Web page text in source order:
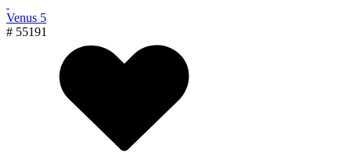
Venus 5
# 55191